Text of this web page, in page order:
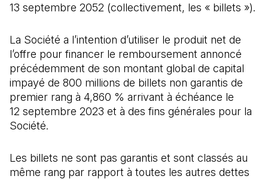
13 septembre 2052 (collectivement, les « billets »).
La Société a l’intention d’utiliser le produit net de
l’offre pour financer le remboursement annoncé
précédemment de son montant global de capital
impayé de 800 millions de billets non garantis de
premier rang à 4,860 % arrivant à échéance le
12 septembre 2023 et à des fins générales pour la
Société.
Les billets ne sont pas garantis et sont classés au
même rang par rapport à toutes les autres dettes